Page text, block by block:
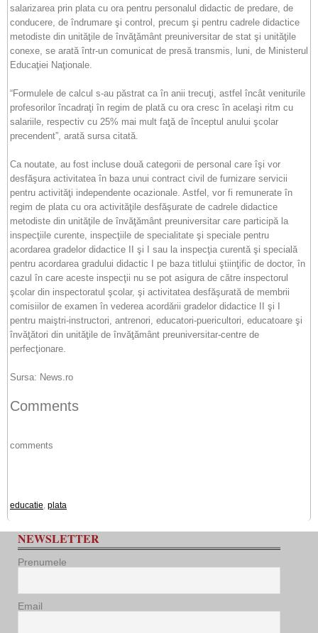
salarizarea prin plata cu ora pentru personalul didactic de predare, de
conducere, de îndrumare şi control, precum şi pentru cadrele didactice
metodiste din unităţile de învăţământ preuniversitar de stat şi unităţile
conexe, se arată într-un comunicat de presă transmis, luni, de Ministerul
Educaţiei Naţionale.
“Formulele de calcul s-au păstrat ca în anii trecuţi, astfel încât veniturile
profesorilor încadraţi în regim de plată cu ora cresc în acelaşi ritm cu
salariile, respectiv cu 25% mai mult faţă de începtul anului şcolar
precendent”, arată sursa citată.
Ca noutate, au fost incluse două categorii de personal care îşi vor
desfăşura activitatea în baza unui contract civil de furnizare servicii
pentru activităţi independente ocazionale. Astfel, vor fi remunerate în
regim de plata cu ora activităţile desfăşurate de cadrele didactice
metodiste din unităţile de învăţământ preuniversitar care participă la
inspecţiile curente, inspecţiile de specialitate şi speciale pentru
acordarea gradelor didactice II şi I sau la inspecţia curentă şi specială
pentru acordarea gradului didactic I pe baza titlului ştiinţific de doctor, în
cazul în care aceste inspecţii nu se pot asigura de către inspectorul
şcolar din inspectoratul şcolar, şi activitatea desfăşurată de membrii
comisiilor de examen în vederea acordării gradelor didactice II şi I
pentru maiştri-instructori, antrenori, educatori-puericultori, educatoare şi
învăţători din unităţile de învăţământ preuniversitar-centre de
perfecţionare.
Sursa: News.ro
Comments
comments
educatie, plata
NEWSLETTER
Prenumele
Email